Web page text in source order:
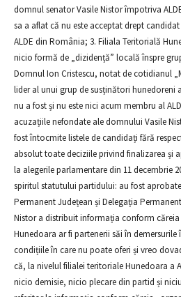
domnul senator Vasile Nistor împotriva
sa a aflat că nu este acceptat drept
ALDE din România; 3. Filiala Teritorială
nicio formă de „dizidență” locală înspre
Domnul Ion Cristescu, notat de cotidianul
lider al unui grup de susținători hunedoreni
nu a fost și nu este nici acum membru al
acuzațiile nefondate ale domnului Vasile
fost întocmite listele de candidați fără
absolut toate deciziile privind finalizarea și
la alegerile parlamentare din 11 decembrie
spiritul statutului partidului: au fost
Permanent Județean și Delegația
Nistor a distribuit informația conform căreia
Hunedoara ar fi partenerii săi în
condițiile în care nu poate oferi și vreo
că, la nivelul filialei teritoriale Hunedoara a
nicio demisie, nicio plecare din partid și